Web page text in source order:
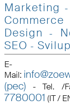
Marketing -
Design
-
SEO -
E-
Mail:
(pec) -Tel. /
7780001 (IT /